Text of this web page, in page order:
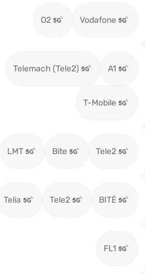
O2 Vodafone
Telemach (Tele2) A1
T-Mobile
LMT Bite Tele2
Telia Tele2 BITĖ
FL1